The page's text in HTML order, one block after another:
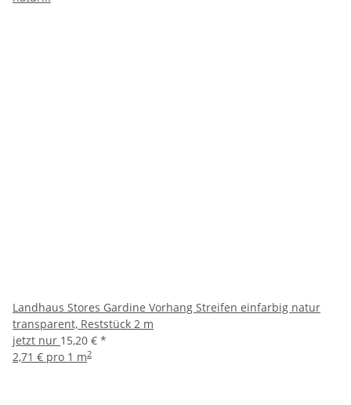
Landhaus Stores Gardine Vorhang Streifen einfarbig natur
transparent, Reststück 2 m
jetzt nur 15,20 € *
2,71 € pro 1 m2